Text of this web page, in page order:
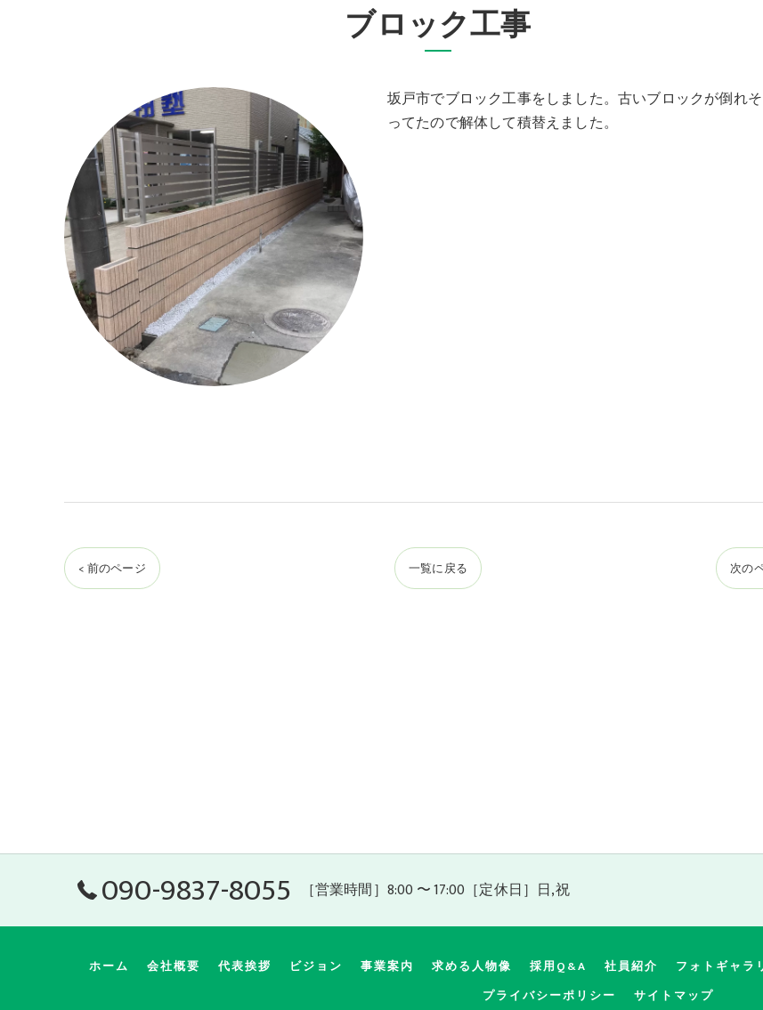
ブロック工事
坂戸市でブロック工事をしました。古いブロックが倒れ
ってたので解体して積替えました。
< 前のページ 一覧に戻る 次の
090-9837-8055 ［営業時間］8:00 〜 17:00［定休日］日,祝
ホーム 会社概要 代表挨拶 ビジョン 事業案内 求める人物像 採用Q&A 社員紹介 フォトギャラ
プライバシーポリシー
サイトマップ